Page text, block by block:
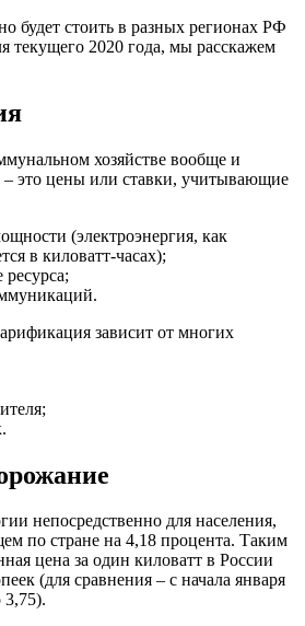
будет стоить в разных регионах РФ
текущего 2020 года, мы расскажем
хозяйстве вообще и
– это цены или ставки, учитывающие
(электроэнергия, как
в киловатт-часах);
ресурса;
зависит от многих
непосредственно для населения,
по стране на 4,18 процента. Таким
цена за один киловатт в России
(для сравнения – с начала января